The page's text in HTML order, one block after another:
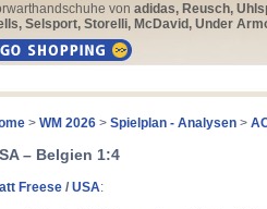
von adidas, Reusch,
Selsport, Storelli, McDavid, Under
> WM 2026 > Spielplan - Analysen >
– Belgien 1:4
Freese / USA: